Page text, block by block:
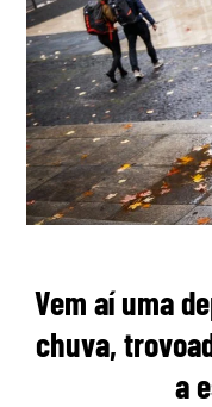
Vem aí uma
chuva,
a